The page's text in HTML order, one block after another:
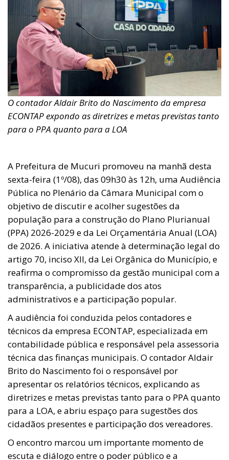
O contador Aldair Brito do Nascimento da empresa
ECONTAP expondo as diretrizes e metas previstas tanto
para o PPA quanto para a LOA
A Prefeitura de Mucuri promoveu na manhã desta
sexta-feira (1º/08), das 09h30 às 12h, uma Audiência
Pública no Plenário da Câmara Municipal com o
objetivo de discutir e acolher sugestões da
população para a construção do Plano Plurianual
(PPA) 2026-2029 e da Lei Orçamentária Anual (LOA)
de 2026. A iniciativa atende à determinação legal do
artigo 70, inciso XII, da Lei Orgânica do Município, e
reafirma o compromisso da gestão municipal com a
transparência, a publicidade dos atos
administrativos e a participação popular.
A audiência foi conduzida pelos contadores e
técnicos da empresa ECONTAP, especializada em
contabilidade pública e responsável pela assessoria
técnica das finanças municipais. O contador Aldair
Brito do Nascimento foi o responsável por
apresentar os relatórios técnicos, explicando as
diretrizes e metas previstas tanto para o PPA quanto
para a LOA, e abriu espaço para sugestões dos
cidadãos presentes e participação dos vereadores.
O encontro marcou um importante momento de
escuta e diálogo entre o poder público e a